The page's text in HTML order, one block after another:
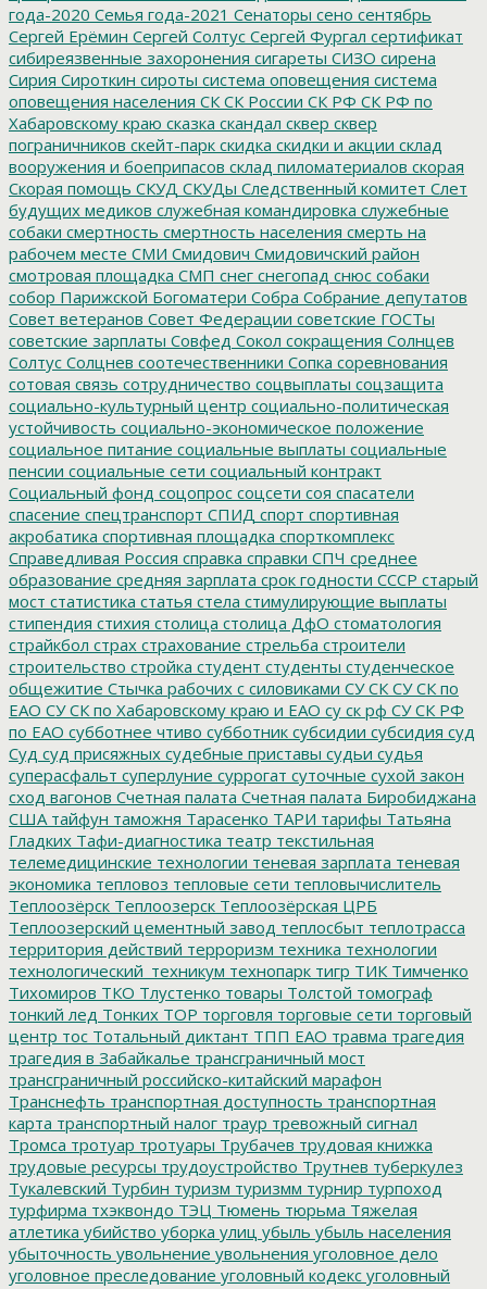
года-2020 Семья года-2021 Сенаторы сено сентябрь
Сергей Ерёмин Сергей Солтус Сергей Фургал сертификат
сибиреязвенные захоронения сигареты СИЗО сирена
Сирия Сироткин сироты система оповещения система
оповещения населения СК СК России СК РФ СК РФ по
Хабаровскому краю сказка скандал сквер сквер
пограничников скейт-парк скидка скидки и акции склад
вооружения и боеприпасов склад пиломатериалов скорая
Скорая помощь СКУД СКУДы Следственный комитет Слет
будущих медиков служебная командировка служебные
собаки смертность смертность населения смерть на
рабочем месте СМИ Смидович Смидовичский район
смотровая площадка СМП снег снегопад снюс собаки
собор Парижской Богоматери Собра Собрание депутатов
Совет ветеранов Совет Федерации советские ГОСТы
советские зарплаты Совфед Сокол сокращения Солнцев
Солтус Солцнев соотечественники Сопка соревнования
сотовая связь сотрудничество соцвыплаты соцзащита
социально-культурный центр социально-политическая
устойчивость социально-экономическое положение
социальное питание социальные выплаты социальные
пенсии социальные сети социальный контракт
Социальный фонд соцопрос соцсети соя спасатели
спасение спецтранспорт СПИД спорт спортивная
акробатика спортивная площадка спорткомплекс
Справедливая Россия справка справки СПЧ среднее
образование средняя зарплата срок годности СССР старый
мост статистика статья стела стимулирующие выплаты
стипендия стихия столица столица ДфО стоматология
страйкбол страх страхование стрельба строители
строительство стройка студент студенты студенческое
общежитие Стычка рабочих с силовиками СУ СК СУ СК по
ЕАО СУ СК по Хабаровскому краю и ЕАО су ск рф СУ СК РФ
по ЕАО субботнее чтиво субботник субсидии субсидия суд
Суд суд присяжных судебные приставы судьи судья
суперасфальт суперлуние суррогат суточные сухой закон
сход вагонов Счетная палата Счетная палата Биробиджана
США тайфун таможня Тарасенко ТАРИ тарифы Татьяна
Гладких Тафи-диагностика театр текстильная
телемедицинские технологии теневая зарплата теневая
экономика тепловоз тепловые сети тепловычислитель
Теплоозёрск Теплоозерск Теплоозёрская ЦРБ
Теплоозерский цементный завод теплосбыт теплотрасса
территория действий терроризм техника технологии
технологический_техникум технопарк тигр ТИК Тимченко
Тихомиров ТКО Тлустенко товары Толстой томограф
тонкий лед Тонких ТОР торговля торговые сети торговый
центр тос Тотальный диктант ТПП ЕАО травма трагедия
трагедия в Забайкалье трансграничный мост
трансграничный российско-китайский марафон
Транснефть транспортная доступность транспортная
карта транспортный налог траур тревожный сигнал
Тромса тротуар тротуары Трубачев трудовая книжка
трудовые ресурсы трудоустройство Трутнев туберкулез
Тукалевский Турбин туризм туризмм турнир турпоход
турфирма тхэквондо ТЭЦ Тюмень тюрьма Тяжелая
атлетика убийство уборка улиц убыль убыль населения
убыточность увольнение увольнения уголовное дело
уголовное преследование уголовный кодекс уголовный